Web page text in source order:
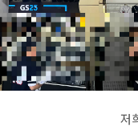
저